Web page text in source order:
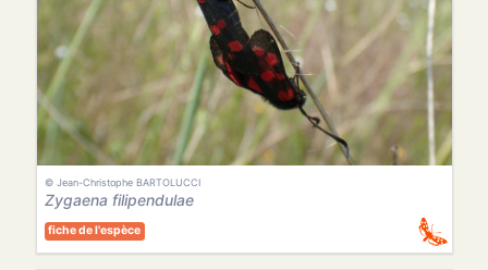
© Jean-Christophe BARTOLUCCI
Zygaena filipendulae
fiche de l'espèce